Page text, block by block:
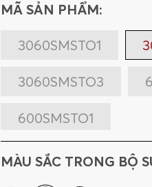
MÃ SẢN PHẨM:
3060SMSTO1
3060SMSTO3
600SMSTO1
MÀU SẮC TRONG BỘ